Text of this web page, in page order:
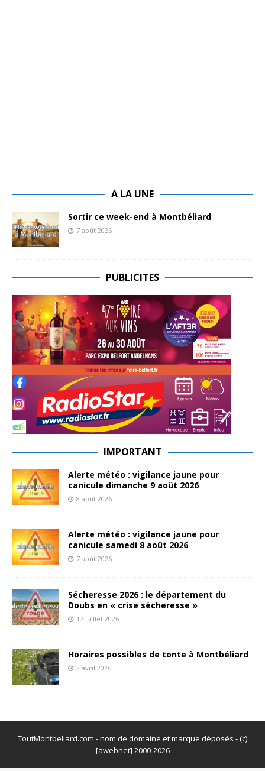
A LA UNE
Sortir ce week-end à Montbéliard
7 août 2026
PUBLICITES
IMPORTANT
Alerte météo : vigilance jaune pour
canicule dimanche 9 août 2026
8 août 2026
Alerte météo : vigilance jaune pour
canicule samedi 8 août 2026
7 août 2026
Sécheresse 2026 : le département du
Doubs en « crise sécheresse »
17 juillet 2026
Horaires possibles de tonte à Montbéliard
2 avril 2026
ToutMontbeliard.com - nom de domaine et marque déposés - (c)
[awebnet] 2000-2026